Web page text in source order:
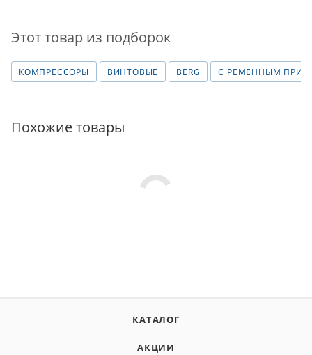
Этот товар из подборок
КОМПРЕССОРЫ ВИНТОВЫЕ BERG С РЕМЕННЫМ
Похожие товары
КАТАЛОГ
АКЦИИ